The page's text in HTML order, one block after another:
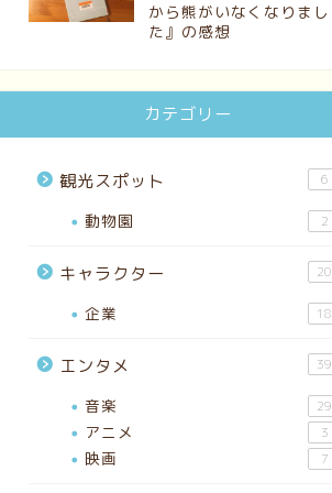
から熊がいなくなりまし
た』の感想
カテゴリー
観光スポット 6
動物園 2
キャラクター 20
企業 18
エンタメ 39
音楽 29
アニメ 3
映画 7